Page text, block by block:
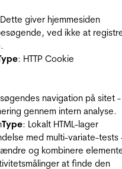
giver hjemmesiden
ved ikke at
: HTTP Cookie
navigation på sitet -
gennem intern analyse.
Type: Lokalt HTML-lager
med multi-variate-tests
og kombinere
at finde den